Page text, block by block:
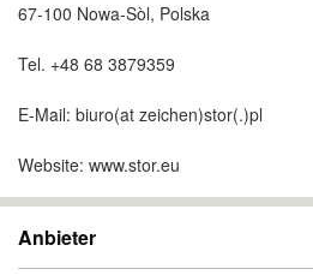
67-100 Nowa-Sòl, Polska
Tel. +48 68 3879359
E-Mail: biuro(at zeichen)stor(.)pl
Website: www.stor.eu
Anbieter